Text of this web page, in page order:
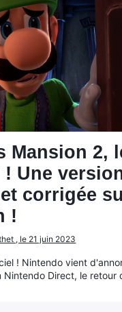
Mansion 2,
Une
corrigée
!
, le 21 juin 2023
! Nintendo vient
Nintendo Direct, le retour